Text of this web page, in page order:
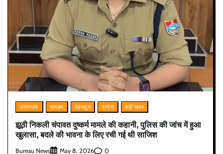
उत्तराखंड क्राइम देहरादून प्रदेश बड़ी खबर
झूठी निकली चंपावत दुष्कर्म मामले की कहानी, पुलिस की जांच में हुआ
खुलासा, बदले की भावना के लिए रची गई थी साजिश
Bureau News May 8, 2026 0